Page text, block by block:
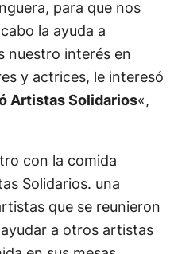
para que nos
la ayuda a
nuestro interés en
y actrices, le interesó
Artistas Solidarios«,